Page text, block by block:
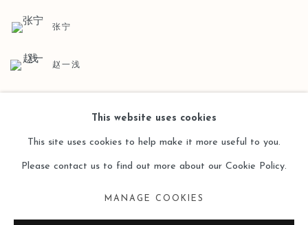
张宁
赵一浅
BACK TO ART FAIRS
This website uses cookies
This site uses cookies to help make it more useful to you.
Please contact us to find out more about our Cookie Policy.
MANAGE COOKIES